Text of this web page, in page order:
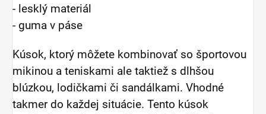
- lesklý materiál
- guma v páse
Kúsok, ktorý môžete kombinovať so športovou
mikinou a teniskami ale taktiež s dlhšou
blúzkou, lodičkami či sandálkami. Vhodné
takmer do každej situácie. Tento kúsok